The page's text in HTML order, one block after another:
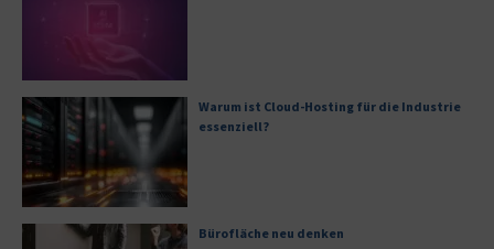
Warum ist Cloud-Hosting für die Industrie
essenziell?
Bürofläche neu denken